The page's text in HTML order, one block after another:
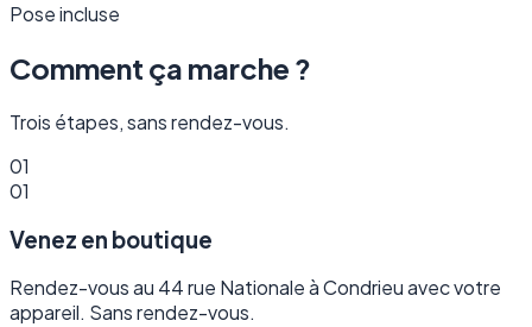
Pose incluse
Comment ça marche ?
Trois étapes, sans rendez-vous.
01
01
Venez en boutique
Rendez-vous au 44 rue Nationale à Condrieu avec votre
appareil. Sans rendez-vous.